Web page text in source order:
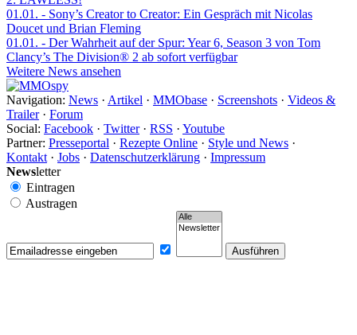
01.01. - Sony’s Creator to Creator: Ein Gespräch mit Nicolas
Doucet und Brian Fleming
01.01. - Der Wahrheit auf der Spur: Year 6, Season 3 von Tom
Clancy’s The Division® 2 ab sofort verfügbar
Weitere News ansehen
Navigation: News · Artikel · MMObase · Screenshots · Videos &
Trailer· Forum
Social: Facebook · Twitter· RSS · Youtube
Partner: Presseportal · Rezepte Online · Style und News ·
Kontakt · Jobs · Datenschutzerklärung · Impressum
Newsletter
Eintragen
Austragen